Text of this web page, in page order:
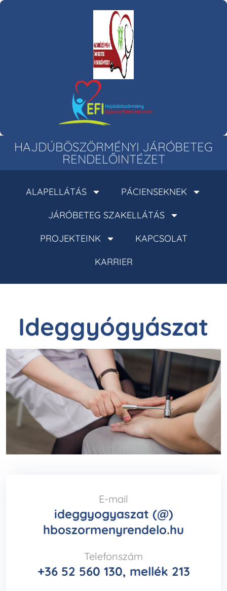
HAJDÚBÖSZÖRMÉNYI JÁRÓBETEG
RENDELŐINTÉZET
ALAPELLÁTÁS
PÁCIENSEKNEK
JÁRÓBETEG SZAKELLÁTÁS
PROJEKTEINK
KAPCSOLAT
KARRIER
Ideggyógyászat
E-mail
ideggyogyaszat (@)
hboszormenyrendelo.hu
Telefonszám
+36 52 560 130, mellék 213